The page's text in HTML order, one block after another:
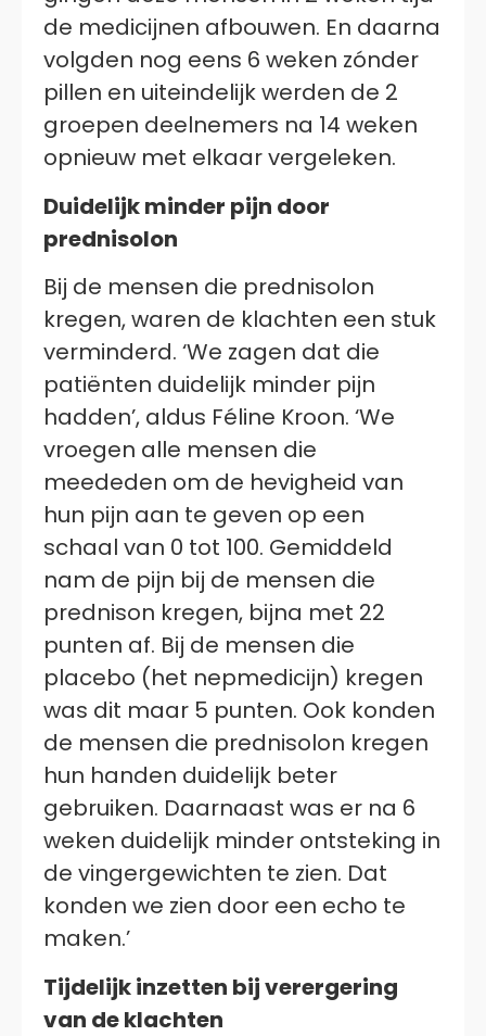
de medicijnen afbouwen. En daarna
volgden nog eens 6 weken zónder
pillen en uiteindelijk werden de 2
groepen deelnemers na 14 weken
opnieuw met elkaar vergeleken.
Duidelijk minder pijn door
prednisolon
Bij de mensen die prednisolon
kregen, waren de klachten een stuk
verminderd. ‘We zagen dat die
patiënten duidelijk minder pijn
hadden’, aldus Féline Kroon. ‘We
vroegen alle mensen die
meededen om de hevigheid van
hun pijn aan te geven op een
schaal van 0 tot 100. Gemiddeld
nam de pijn bij de mensen die
prednison kregen, bijna met 22
punten af. Bij de mensen die
placebo (het nepmedicijn) kregen
was dit maar 5 punten. Ook konden
de mensen die prednisolon kregen
hun handen duidelijk beter
gebruiken. Daarnaast was er na 6
weken duidelijk minder ontsteking in
de vingergewichten te zien. Dat
konden we zien door een echo te
maken.’
Tijdelijk inzetten bij verergering
van de klachten